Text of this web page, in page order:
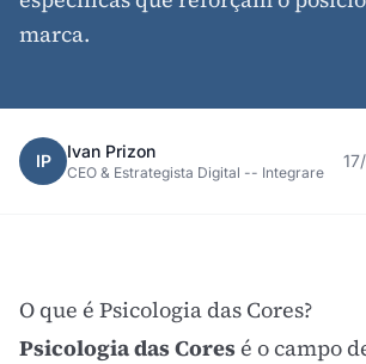
marca.
IP Ivan Prizon
CEO & Estrategista Digital -- Integrare
O que é Psicologia das Cores?
Psicologia das Cores é o campo